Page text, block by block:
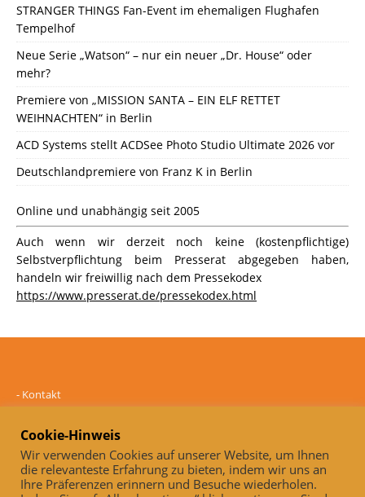
STRANGER THINGS Fan-Event im ehemaligen Flughafen
Tempelhof
Neue Serie „Watson“ – nur ein neuer „Dr. House“ oder
mehr?
Premiere von „MISSION SANTA – EIN ELF RETTET
WEIHNACHTEN“ in Berlin
ACD Systems stellt ACDSee Photo Studio Ultimate 2026 vor
Deutschlandpremiere von Franz K in Berlin
Online und unabhängig seit 2005
Auch wenn wir derzeit noch keine (kostenpflichtige)
Selbstverpflichtung beim Presserat abgegeben haben,
handeln wir freiwillig nach dem Pressekodex
https://www.presserat.de/pressekodex.html
- Kontakt
Datenschutz
-Impressum
Online und unabhängig seit 2005
Cookie-Hinweis
Wir verwenden Cookies auf unserer Website, um Ihnen
die relevanteste Erfahrung zu bieten, indem wir uns an
Ihre Präferenzen erinnern und Besuche wiederholen.